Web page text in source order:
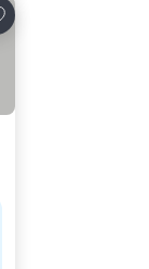
a favoritos